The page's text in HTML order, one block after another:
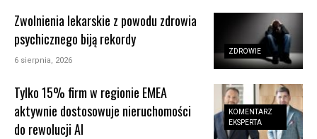
ZDROWIE
Zwolnienia lekarskie z powodu zdrowia
psychicznego biją rekordy
6 sierpnia, 2026
KOMENTARZ
EKSPERTA
Tylko 15% firm w regionie EMEA
aktywnie dostosowuje nieruchomości
do rewolucji AI